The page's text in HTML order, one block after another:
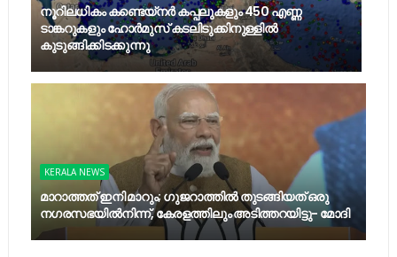
നൂറിലധികം കണ്ടെയ്നര്‍ കപ്പലുകളും 450 എണ്ണ
ടാങ്കറുകളും ഹോര്‍മുസ് കടലിടുക്കിനുള്ളില്‍
കുടുങ്ങിക്കിടക്കുന്നു
KERALA NEWS
മാറാത്തത് ഇനി മാറും; ഗുജറാത്തിൽ തുടങ്ങിയത് ഒരു
നഗരസഭയിൽനിന്ന്, കേരളത്തിലും അടിത്തറയിട്ടു- മോദി